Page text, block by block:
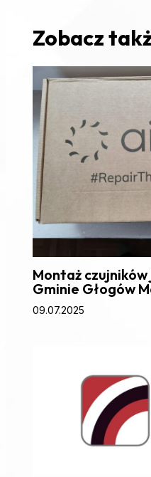
Zobacz
Montaż
Gminie Głogów
09.07.2025